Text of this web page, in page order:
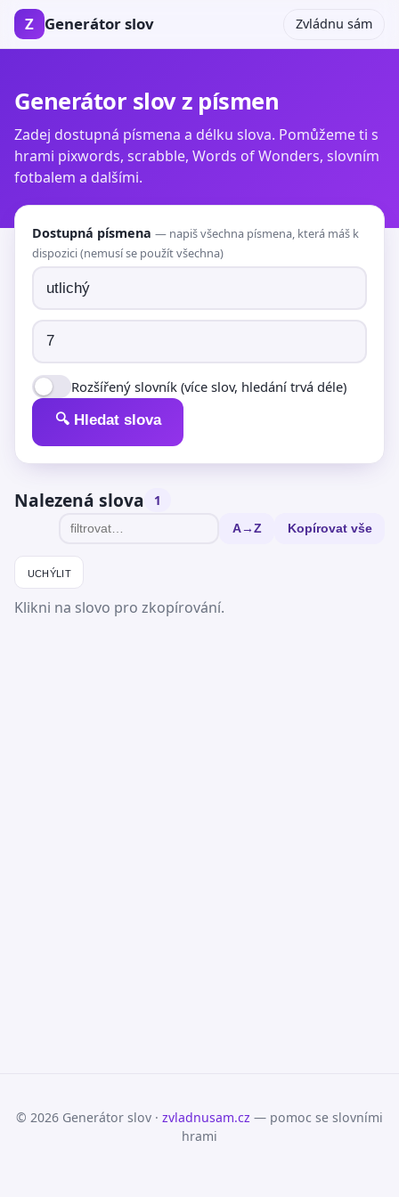
Z Generátor slov Zvládnu sám
Generátor slov z písmen
Zadej dostupná písmena a délku slova. Pomůžeme ti s
hrami pixwords, scrabble, Words of Wonders, slovním
fotbalem a dalšími.
Dostupná písmena— napiš všechna písmena, která máš k
dispozici (nemusí se použít všechna)
Rozšířený slovník(více slov, hledání trvá déle)
🔍 Hledat slova
Nalezená slova 1
A→Z Kopírovat vše
uchýlit
Klikni na slovo pro zkopírování.
© 2026 Generátor slov · zvladnusam.cz — pomoc se slovními
hrami